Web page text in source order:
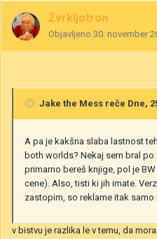
Žvrkljotron
Objavljeno 30. november
Jake the Mess reče Dne,
A pa je kakšna slaba lastnost
both worlds? Nekaj sem bral
primarno bereš knjige, pol je
cene). Also, tisti ki jih imate.
zastopim, so reklame itak samo
v bistvu je razlika le v temu, da